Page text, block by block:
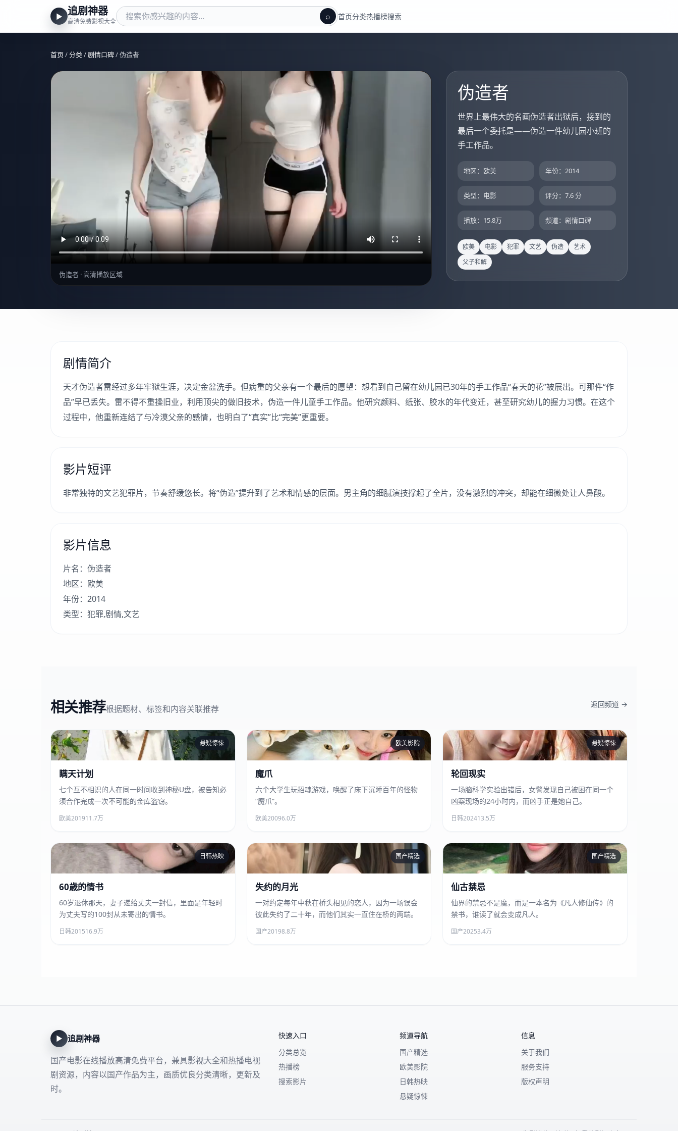
▶ 追剧神器
高清免费影视大全 ⌕ 首页分类热播榜搜索
首页/分类/剧情口碑/ 伪造者
伪造者 · 高清播放区域
伪造者
世界上最伟大的名画伪造者出狱后，接到的
最后一个委托是——伪造一件幼儿园小班的
手工作品。
地区：欧美 年份：2014
类型：电影 评分：7.6 分
播放：15.8万 频道：剧情口碑
欧美 电影 犯罪 文艺 伪造
艺术
父子和解
剧情简介
天才伪造者雷经过多年牢狱生涯，决定金盆洗手。但病重的父亲有一个最后的愿望：想看到自己留在幼儿园已30年的手工作品“春天的花”被展出。可那件“作
品”早已丢失。雷不得不重操旧业，利用顶尖的做旧技术，伪造一件儿童手工作品。他研究颜料、纸张、胶水的年代变迁，甚至研究幼儿的握力习惯。在这个
过程中，他重新连结了与冷漠父亲的感情，也明白了“真实”比“完美”更重要。
影片短评
非常独特的文艺犯罪片，节奏舒缓悠长。将“伪造”提升到了艺术和情感的层面。男主角的细腻演技撑起了全片，没有激烈的冲突，却能在细微处让人鼻酸。
影片信息
片名：伪造者
地区：欧美
年份：2014
类型：犯罪,剧情,文艺
相关推荐根据题材、标签和内容关联推荐 返回频道 →
瞒天计划 悬疑惊悚
瞒天计划
七个互不相识的人在同一时间收到神秘U盘，被告知必
须合作完成一次不可能的金库盗窃。
欧美201911.7万
魔爪 欧美影院
魔爪
六个大学生玩招魂游戏，唤醒了床下沉睡百年的怪物
“魔爪”。
欧美20096.0万
轮回现实 悬疑惊悚
轮回现实
一场脑科学实验出错后，女警发现自己被困在同一个
凶案现场的24小时内，而凶手正是她自己。
日韩202413.5万
60歳的情书 日韩热映
60歳的情书
60岁退休那天，妻子递给丈夫一封信，里面是年轻时
为丈夫写的100封从未寄出的情书。
日韩201516.9万
失约的月光 国产精选
失约的月光
一对约定每年中秋在桥头相见的恋人，因为一场误会
彼此失约了二十年，而他们其实一直住在桥的两端。
国产20198.8万
仙古禁忌 国产精选
仙古禁忌
仙界的禁忌不是魔，而是一本名为《凡人修仙传》的
禁书，谁读了就会变成凡人。
国产20253.4万
▶ 追剧神器
国产电影在线播放高清免费平台，兼具影视大全和热播电视
剧资源，内容以国产作品为主，画质优良分类清晰，更新及
时。
快速入口
分类总览
热播榜
搜索影片
频道导航
国产精选
欧美影院
日韩热映
悬疑惊悚
信息
关于我们
服务支持
版权声明